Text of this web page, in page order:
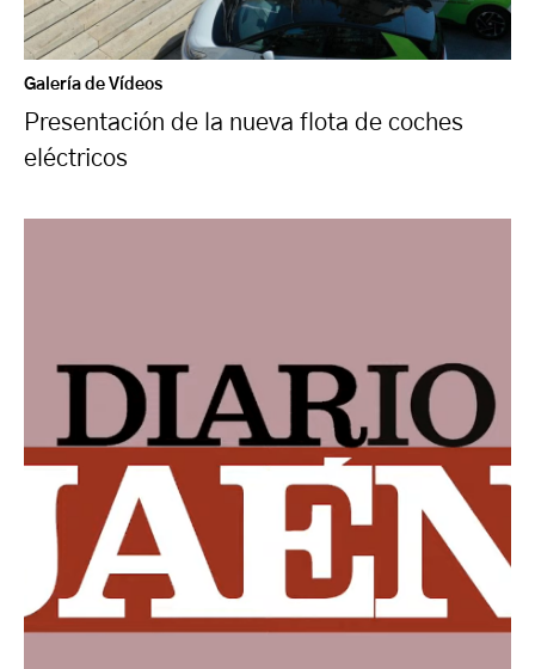
Galería de Vídeos
Presentación de la nueva flota de coches
eléctricos